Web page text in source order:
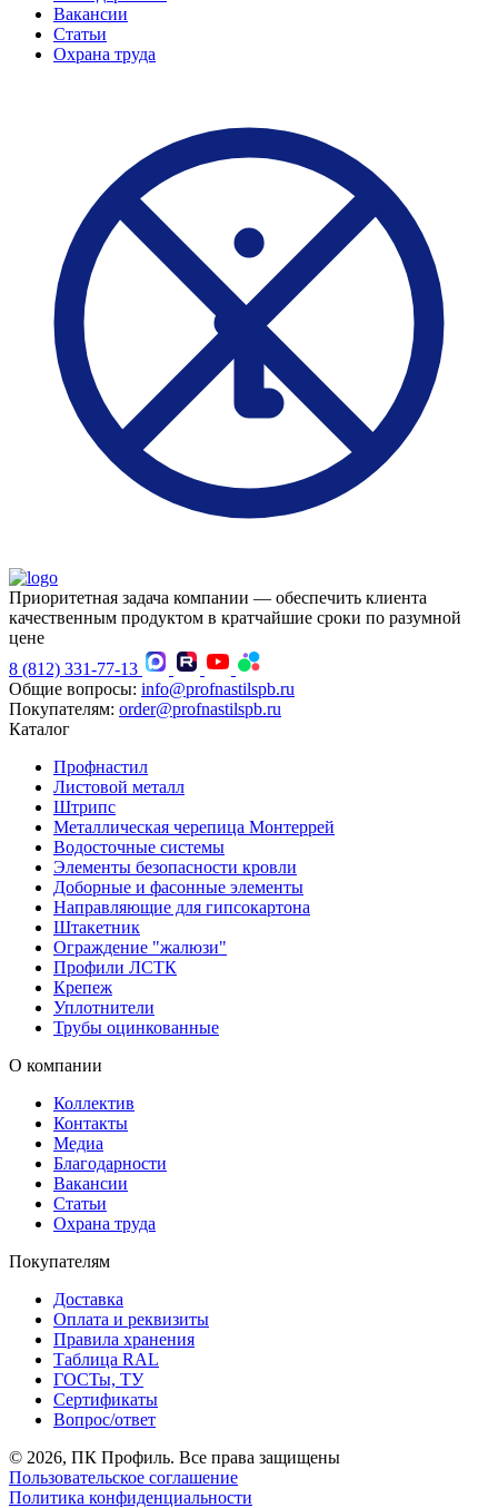
Вакансии
Статьи
Охрана труда
Приоритетная задача компании — обеспечить клиента
качественным продуктом в кратчайшие сроки по разумной
цене
8 (812) 331-77-13
Общие вопросы: info@profnastilspb.ru
Покупателям: order@profnastilspb.ru
Каталог
Профнастил
Листовой металл
Штрипс
Металлическая черепица Монтеррей
Водосточные системы
Элементы безопасности кровли
Доборные и фасонные элементы
Направляющие для гипсокартона
Штакетник
Ограждение "жалюзи"
Профили ЛСТК
Крепеж
Уплотнители
Трубы оцинкованные
О компании
Коллектив
Контакты
Медиа
Благодарности
Вакансии
Статьи
Охрана труда
Покупателям
Доставка
Оплата и реквизиты
Правила хранения
Таблица RAL
ГОСТы, ТУ
Сертификаты
Вопрос/ответ
© 2026, ПК Профиль. Все права защищены
Пользовательское соглашение
Политика конфиденциальности